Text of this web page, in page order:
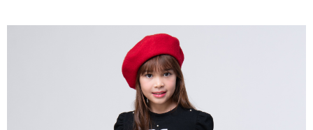
付款後7-11取貨
每筆NT$80，滿NT$2,000(含以上)免運費
每筆NT$80，滿NT$2,000(含以上)免運費